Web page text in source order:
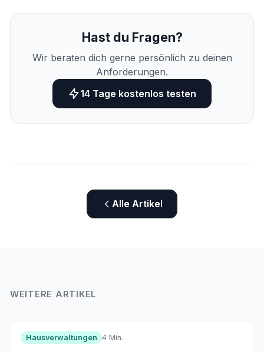
Hast du Fragen?
Wir beraten dich gerne persönlich zu deinen
Anforderungen.
14 Tage kostenlos testen
Alle Artikel
WEITERE ARTIKEL
Hausverwaltungen 4 Min.